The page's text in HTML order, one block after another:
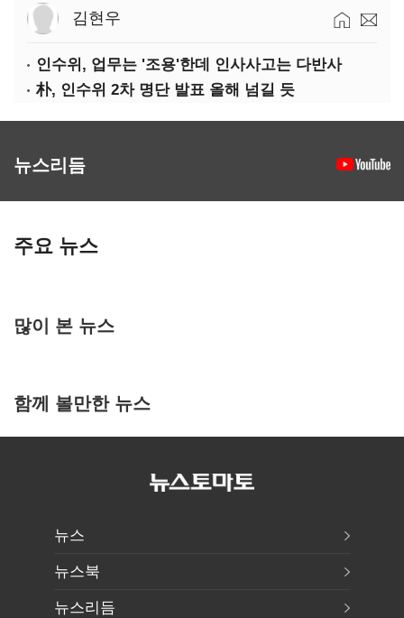
김현우
인수위, 업무는 '조용'한데 인사사고는 다반사
朴, 인수위 2차 명단 발표 올해 넘길 듯
뉴스리듬
주요 뉴스
많이 본 뉴스
함께 볼만한 뉴스
뉴스
뉴스북
뉴스리듬